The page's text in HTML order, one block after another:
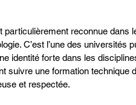
particulièrement reconnue dans
C’est l’une des universités
identité forte dans les
suivre une formation technique
et respectée.